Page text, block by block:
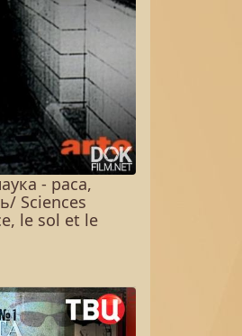
- раса,
Sciences
le sol et le